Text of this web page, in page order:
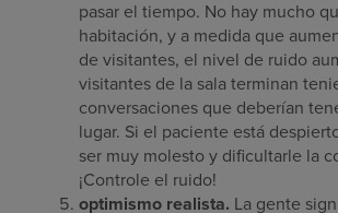
pasar el tiempo. No hay mucho
habitación, y a medida que
de visitantes, el nivel de ruido
visitantes de la sala terminan
conversaciones que deberían
lugar. Si el paciente está
ser muy molesto y dificultarle la
¡Controle el ruido!
optimismo realista. La gente